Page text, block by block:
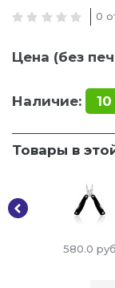
0
Цена (без
Наличие: 10
Товары в
580.0 руб